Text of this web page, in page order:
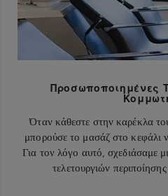
Προσωποποιημένες
Όταν κάθεστε στην καρέκλα
μπορούσε το μασάζ στο κεφάλι
Για τον λόγο αυτό, σχεδιάσαμε
τελετουργιών